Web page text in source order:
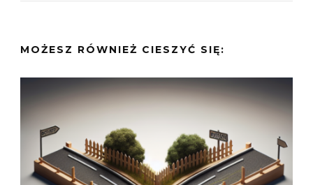
MOŻESZ RÓWNIEŻ CIESZYĆ SIĘ: